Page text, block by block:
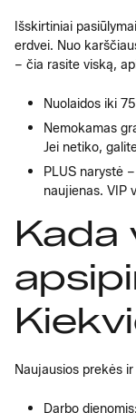
Išskirtiniai
erdvei. Nuo
– čia rasite viską,
Nuolaidos iki
Nemokamas
Jei netiko,
PLUS narystė
naujienas. VIP
Kada
Naujausios prekės
Darbo